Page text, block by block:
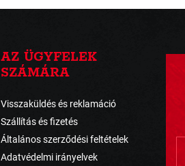
AZ ÜGYFELEK
SZÁMÁRA
Visszaküldés és reklamáció
Szállítás és fizetés
Általános szerződési feltételek
Adatvédelmi irányelvek